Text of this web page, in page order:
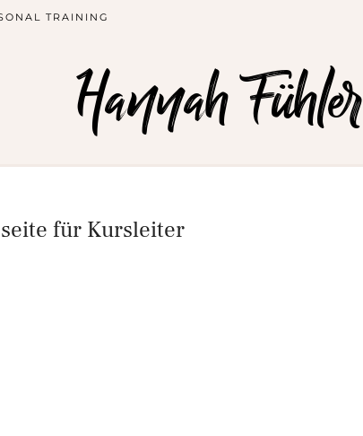
Hannah Fühler
TRAINING
für Kursleiter